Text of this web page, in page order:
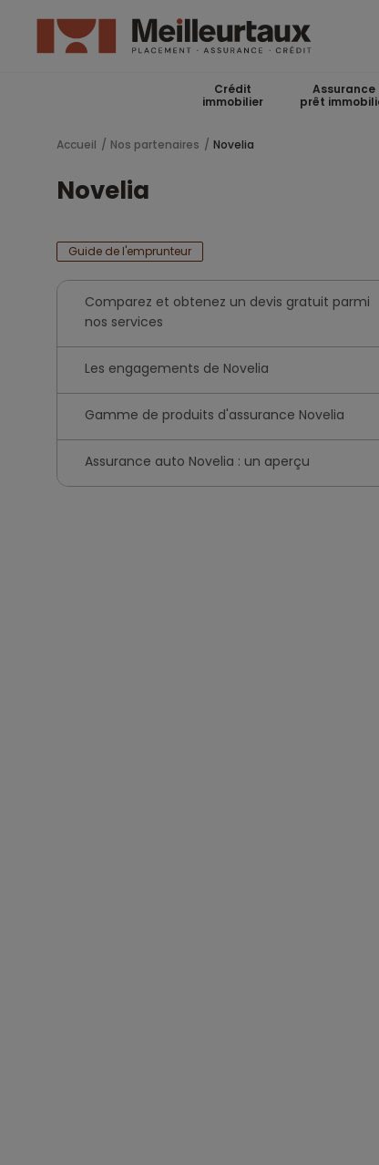
Crédit
immobilier
Assurance
prêt
Accueil Nos partenaires Novelia
Novelia
Guide de l'emprunteur
Comparez et obtenez un devis gratuit parmi
nos services
Les engagements de Novelia
Gamme de produits d'assurance Novelia
Assurance auto Novelia : un aperçu